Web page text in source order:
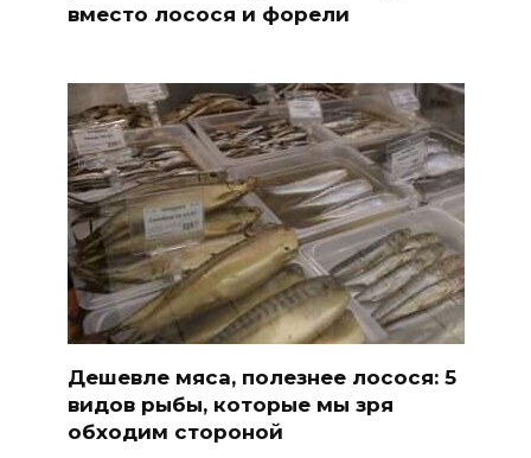
вместо лосося и форели
Дешевле мяса, полезнее лосося: 5
видов рыбы, которые мы зря
обходим стороной